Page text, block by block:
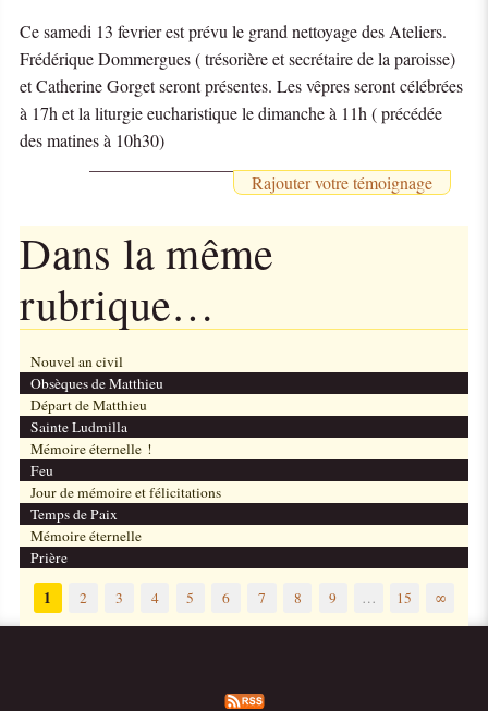
Ce samedi 13 fevrier est prévu le grand nettoyage des Ateliers.
Frédérique Dommergues ( trésorière et secrétaire de la paroisse)
et Catherine Gorget seront présentes. Les vêpres seront célébrées
à 17h et la liturgie eucharistique le dimanche à 11h ( précédée
des matines à 10h30)
Rajouter votre témoignage
Dans la même
rubrique…
Nouvel an civil
Obsèques de Matthieu
Départ de Matthieu
Sainte Ludmilla
Mémoire éternelle !
Feu
Jour de mémoire et félicitations
Temps de Paix
Mémoire éternelle
Prière
1 2 3 4 5 6 7 8 9 … 15 ∞